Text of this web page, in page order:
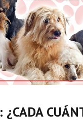
¿CADA